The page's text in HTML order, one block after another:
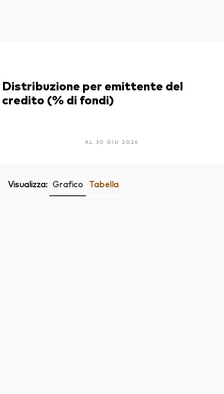
Distribuzione per emittente del
credito (% di fondi)
AL 30 GIU 2026
Visualizza: Grafico Tabella